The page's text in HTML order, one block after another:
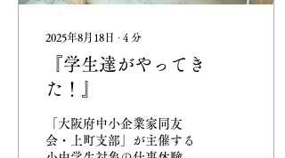
2025年8月18日 ∙ 4 分
『学生達がやってき
た！』
「大阪府中小企業家同友
会・上町支部」が主催する